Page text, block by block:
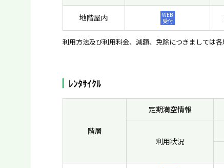
地階屋内
WEB
受付
利用方法及び利用料金、減額、免除につきましては各
ﾚﾝﾀｻｲｸﾙ
階層
定期満空情報
利用状況